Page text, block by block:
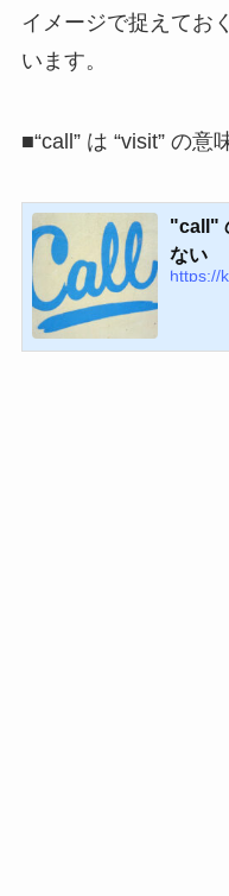
イメージで捉えてお
います。
■“call” は “visit” の
"call"
ない
https://